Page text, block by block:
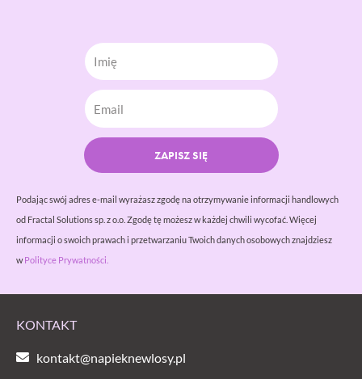
Imię
ZAPISZ SIĘ
Podając swój adres e-mail wyrażasz zgodę na otrzymywanie informacji handlowych
od Fractal Solutions sp. z o.o. Zgodę tę możesz w każdej chwili wycofać. Więcej
informacji o swoich prawach i przetwarzaniu Twoich danych osobowych znajdziesz
wPolityce Prywatności.
KONTAKT
kontakt@napieknewlosy.pl